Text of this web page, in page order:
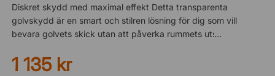
Diskret skydd med maximal effekt Detta transparenta
golvskydd är en smart och stilren lösning för dig som vill
bevara golvets skick utan att påverka rummets utseende. Den
låter golvets färg och struktur synas igenom, samtidigt som
det effektivt skyddar mot slitage, repor och nedsmutsning.
1 135 kr